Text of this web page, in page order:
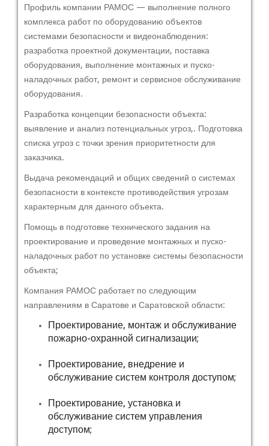
Профиль компании РАМОС — выполнение полного
комплекса работ по оборудованию объектов
системами безопасности и видеонаблюдения:
разработка проектной документации, поставка
оборудования, выполнение монтажных и пуско-
наладочных работ, ремонт и сервисное обслуживание
оборудования.
Разработка концепции безопасности объекта:
выявление и анализ потенциальных угроз,. Подготовка
списка угроз с точки зрения приоритетности для
заказчика.
Выдача рекомендаций и общих сведений о системах
безопасности в контексте противодействия угрозам
характерным для данного объекта.
Помощь в подготовке технического задания на
проектирование и проведение монтажных и пуско-
наладочных работ по установке системы безопасности
объекта;
Компания РАМОС работает по следующим
направлениям в Саратове и Саратовской области:
Проектирование, монтаж и обслуживание
пожарно-охранной сигнализации;
Проектирование, внедрение и
обслуживание систем контроля доступом;
Проектирование, установка и
обслуживание систем управления
доступом;